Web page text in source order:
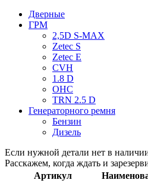
Дверные
ГРМ
2,5D S-MAX
Zetec S
Zetec E
CVH
1.8 D
OHC
TRN 2.5 D
Генераторного ремня
Бензин
Дизель
Если нужной детали нет в
Расскажем, когда ждать и
Артикул